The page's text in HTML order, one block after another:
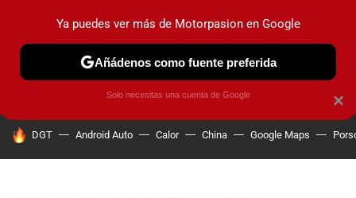
PRUEBAS COCHES ELÉCTRICOS OBSERVATORIO
HOY SE HABLA DE
DGT Android Auto Calor China Google Maps
×
Ya puedes ver más de Motorpasion en Google
Añádenos como fuente preferida
Solo necesitas una cuenta de Google